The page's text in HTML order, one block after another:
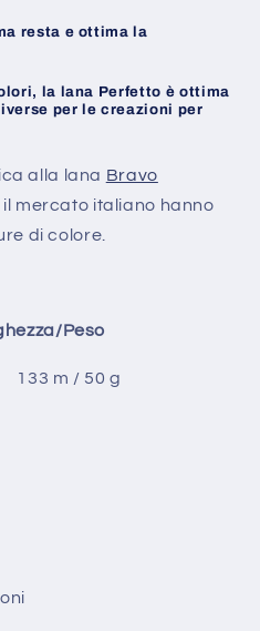
resta e ottima la
la lana Perfetto è ottima
per le creazioni per
alla lana Bravo
il mercato italiano hanno
di colore.
Peso
m / 50 g